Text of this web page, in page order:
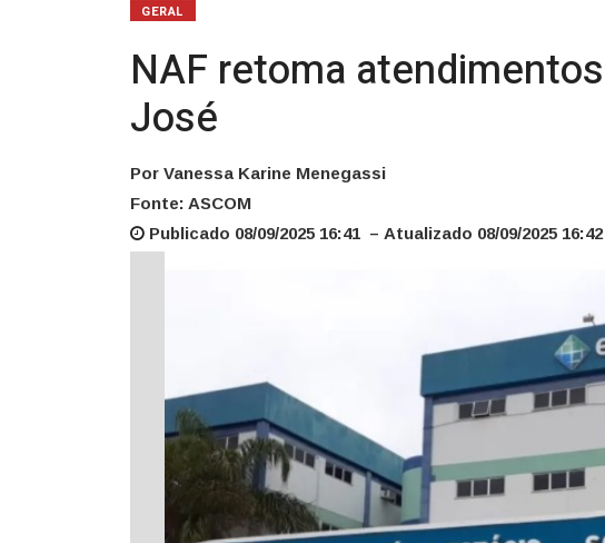
GERAL
NAF retoma
José
Por Vanessa Karine Menegassi
Fonte: ASCOM
Publicado 08/09/2025 16:41 – Atualizado 08/09/2025 16:42